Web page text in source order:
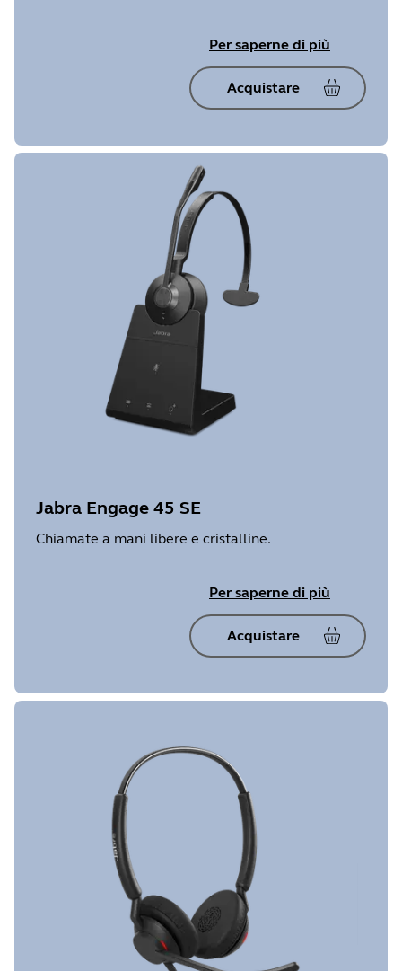
Per saperne di più
Acquistare
Jabra Engage 45 SE
Chiamate a mani libere e cristalline.
Per saperne di più
Acquistare